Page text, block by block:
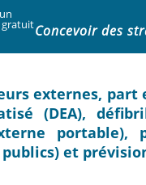
Concevoir des
externes, part
(DEA),
et